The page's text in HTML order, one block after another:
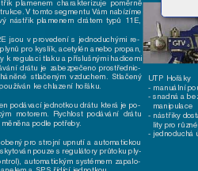
ik plamenem charakterizuje poměrně
V tomto segmentu Vám nabízíme
nástřik plamenem drátem typů
11E,
jsou v provedení s jednoduchými re-
plynů pro kyslík, acetylén anebo propan,
k regulaci tlaku a příslušnými hadicemi
ání drátu je zabezpečeno prostřednic-
stlačeným vzduchem. Stlačený
án ke chlazení hořáku.
en podávací jednotkou drátu která je po-
motorem. Rychlost podávání drátu
podle potřeby.
pro strojní upnutí a automatickou
pouze s regulátory průtoku ply-
automatickým systémem zapalo-
UTP Hořáky
- manuální
- snadná a
  manipulace
- nástřiky
lity pro
- jednoduchá